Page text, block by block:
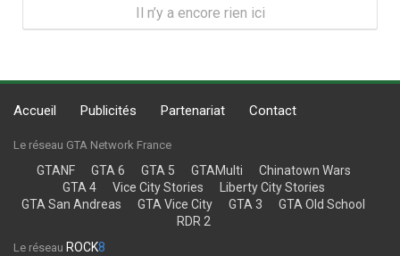
Il n’y a encore rien ici
Accueil Publicités Partenariat Contact
Le réseau GTA Network France
GTANF GTA 6 GTA 5 GTAMulti
Chinatown Wars
GTA 4
Vice City Stories
Liberty City Stories
GTA San Andreas
GTA Vice City GTA 3
GTA Old School
RDR 2
Le réseau ROCK8